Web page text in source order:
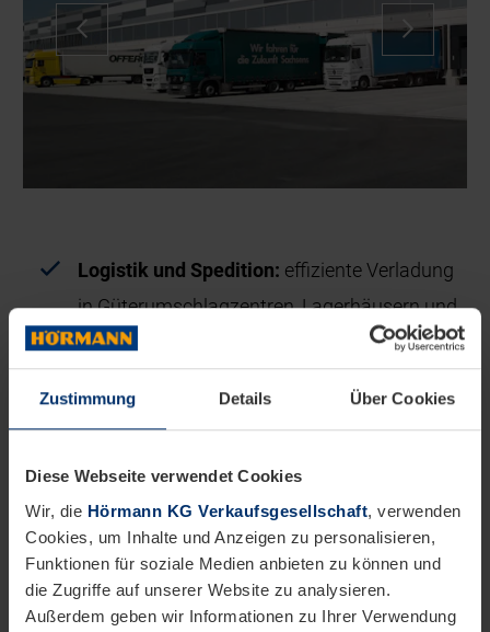
Zustimmung Details Über Cookies
Diese Webseite verwendet Cookies
Wir, die Hörmann KG Verkaufsgesellschaft, verwenden
Cookies, um Inhalte und Anzeigen zu personalisieren,
Funktionen für soziale Medien anbieten zu können und
die Zugriffe auf unserer Website zu analysieren.
Außerdem geben wir Informationen zu Ihrer Verwendung
Logistik und Spedition: effiziente Verladung
in Güterumschlagzentren, Lagerhäusern und
Frachtterminals – mit Fokus auf sichere
und reibungslose Lieferketten.
und großer Warenmengen – inklusive
maßgeschneiderter Lösungen für die „letzte
Meile“.